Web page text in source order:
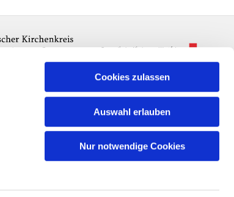
Cookies zulassen
Auswahl erlauben
Nur notwendige Cookies